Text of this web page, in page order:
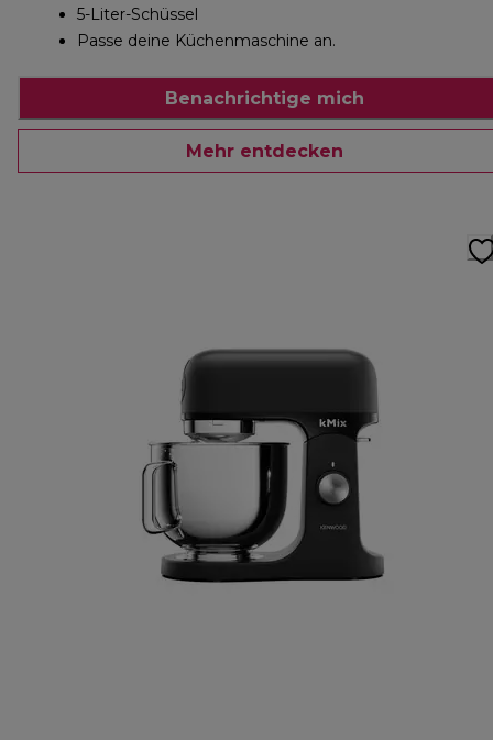
5-Liter-Schüssel
Passe deine Küchenmaschine an.
Benachrichtige mich
Mehr entdecken